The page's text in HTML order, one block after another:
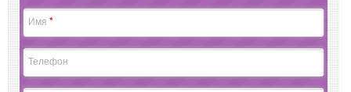
Имя *
Телефон